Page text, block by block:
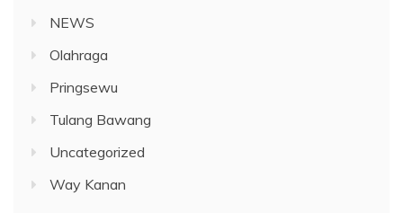
NEWS
Olahraga
Pringsewu
Tulang Bawang
Uncategorized
Way Kanan